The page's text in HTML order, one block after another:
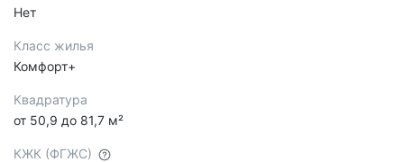
Нет
Класс жилья
Комфорт+
Квадратура
от 50,9 до 81,7 м²
КЖК (ФГЖС)